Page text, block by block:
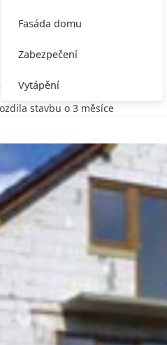
Fasáda domu
Zabezpečení
Vytápění
stavbu o 3 měsíce